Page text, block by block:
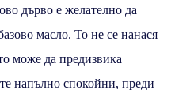
дърво е желателно да
масло. То не се нанася
може да предизвика
напълно спокойни, преди